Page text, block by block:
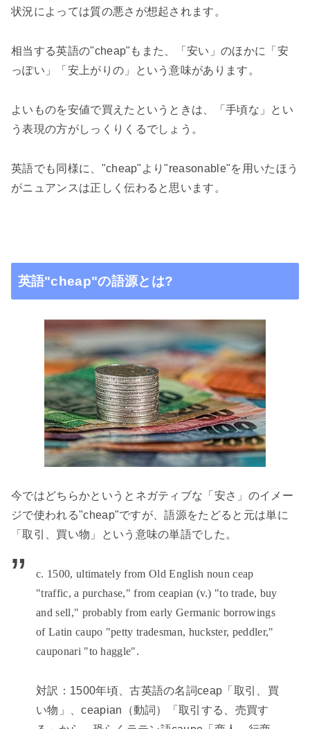
状況によっては質の悪さが想起されます。
相当する英語の"cheap" もまた、「安い」のほかに「安
っぽい」「安上がりの」という意味があります。
よいものを安値で買えたというときは、「手頃な」とい
う表現の方がしっくりくるでしょう。
英語でも同様に、"cheap" より"reasonable"を用いたほう
がニュアンスは正しく伝わると思います。
英語"cheap"の語源とは?
今ではどちらかというとネガティブな「安さ」のイメー
ジで使われる"cheap"ですが、語源をたどると元は単に
「取引、買い物」という意味の単語でした。
c. 1500, ultimately from Old English noun ceap
"traffic, a purchase," from ceapian (v.) "to trade, buy
and sell," probably from early Germanic borrowings
of Latin caupo "petty tradesman, huckster, peddler,"
cauponari "to haggle".
対訳： 1500年頃、古英語の名詞ceap 「取引、買
い物」、ceapian （動詞）「取引する、売買す